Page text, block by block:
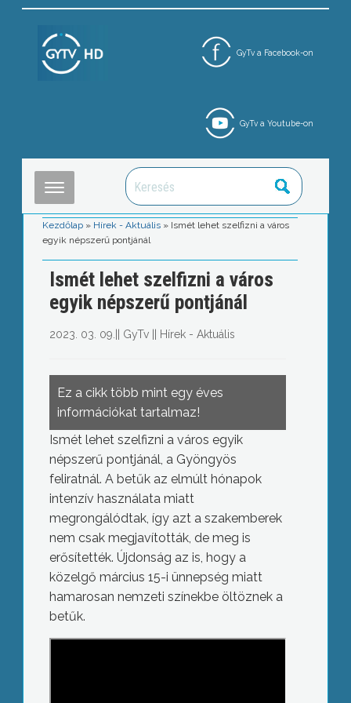
GyTv a Facebook-on
GyTv a Youtube-on
Kezdőlap » Hírek - Aktuális » Ismét lehet szelfizni a város
egyik népszerű pontjánál
Ismét lehet szelfizni a város
egyik népszerű pontjánál
2023. 03. 09. GyTv|| Hírek - Aktuális
Ez a cikk több mint egy éves
információkat tartalmaz!
Ismét lehet szelfizni a város egyik
népszerű pontjánál, a Gyöngyös
feliratnál. A betűk az elmúlt hónapok
intenzív használata miatt
megrongálódtak, így azt a szakemberek
nem csak megjavították, de meg is
erősítették. Újdonság az is, hogy a
közelgő március 15-i ünnepség miatt
hamarosan nemzeti színekbe öltöznek a
betűk.